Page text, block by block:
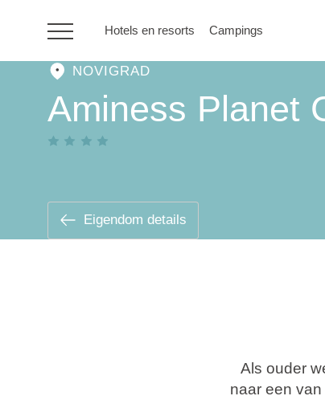
Hotels en resorts Campings
HR
Campings
NOVIGRAD
Aminess Planet
Eigendom details
Als ouder
naar een